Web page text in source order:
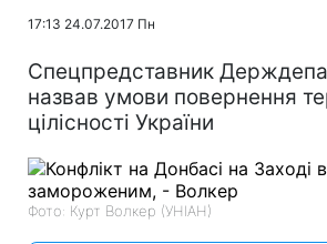
17:13 24.07.2017 Пн
Спецпредставник
назвав умови повернення
цілісності України
Фото: Курт Волкер (УНІАН)